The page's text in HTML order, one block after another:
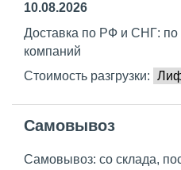
10.08.2026
Доставка по РФ и СНГ:
компаний
Стоимость разгрузки:
Самовывоз
Самовывоз: со склада,